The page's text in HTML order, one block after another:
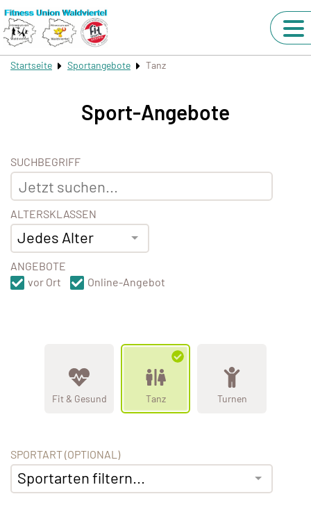
Startseite Sportangebote Tanz
Sport-Angebote
SUCHBEGRIFF
ALTERSKLASSEN
Jedes Alter
ANGEBOTE
vor Ort
Online-Angebot
Fit & Gesund Tanz Turnen
SPORTART (OPTIONAL)
Sportarten filtern...